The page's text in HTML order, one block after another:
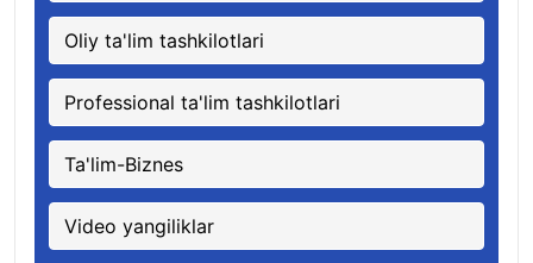
Oliy ta'lim tashkilotlari
Professional ta'lim tashkilotlari
Ta'lim-Biznes
Video yangiliklar